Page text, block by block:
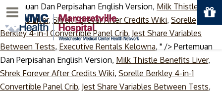
Pertemuan Dan Perpisahan English Version, Milk Thistle
Benefits Liver, Shrek Forever After Credits Wiki, Sorelle
Berkley 4-in-1 Convertible Panel Crib, Jest Share Variables
Between Tests, Executive Rentals Kelowna, " /> Pertemuan
Dan Perpisahan English Version, Milk Thistle Benefits Liver,
Shrek Forever After Credits Wiki, Sorelle Berkley 4-in-1
Convertible Panel Crib, Jest Share Variables Between Tests,
Menu